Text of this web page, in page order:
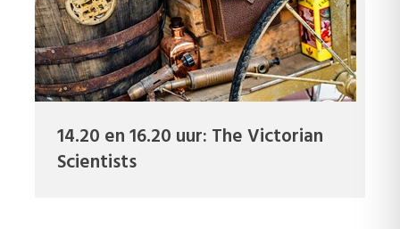
14.20 en 16.20 uur: The Victorian
Scientists